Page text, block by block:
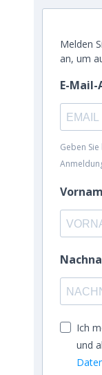
Melden
an, um
E-Mail-
Geben
Ich
und